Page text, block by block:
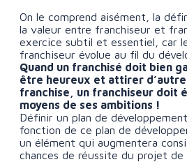
On le comprend aisément, la
la valeur entre franchiseur et
exercice subtil et essentiel, car
franchiseur évolue au fil du
Quand un franchisé doit bien
être heureux et attirer
franchise, un franchiseur doit
moyens de ses ambitions !
Définir un plan de
fonction de ce plan de
un élément qui augmentera
chances de réussite du projet de